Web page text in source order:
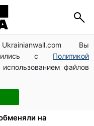
Вы
с Политикой
файлов
грн/куб, газ
цены в
пенсионеров в
на